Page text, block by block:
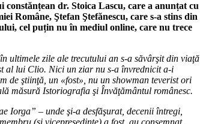
dr. Stoica Lascu, care a anunțat cu
Române, Ştefan Ştefănescu, care s-a stins din
cel puțin nu în mediul online, care nu trece
ultimele zile ale trecutului an s-a săvârşit din viaţă
al lui Clio. Nici un ziar nu s-a învrednicit a-i
de ştiinţă, un «fost», nu un showman teverist ori
măsură Istoriografia şi Învăţământul românesc.
Iorga” – unde şi-a desfăşurat, decenii întregi,